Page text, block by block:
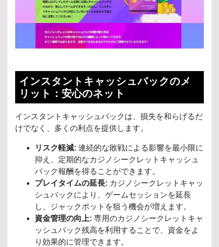
インスタントキャッシュバックのメ
リット：安心のネット
インスタントキャッシュバックは、損失を和らげるだ
けでなく、多くの利点を提供します。
リスク軽減: 連続的な敗戦による影響を最小限に
抑え、定期的なカジノシークレットキャッシュ
バック報酬を得ることができます。
プレイタイムの延長: カジノシークレットキャッ
シュバックにより、ゲームセッションを延長
し、ジャックポットを狙う機会が増えます。
資金管理の向上: 専用のカジノシークレットキャ
ッシュバック残高を利用することで、資金をよ
り効果的に管理できます。